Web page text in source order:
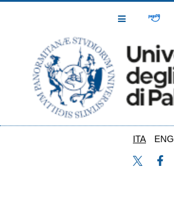
Toggle
ITA ENG